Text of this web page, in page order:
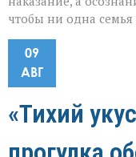
чтобы ни одна
09
АВГ
«Тихий